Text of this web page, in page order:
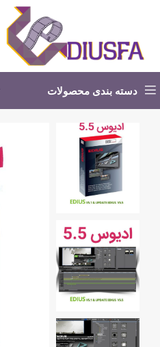
دسته بندی محصولات
کلیپ آماده عروسی -شروع مجلس
پروژه آماده استارت
آماده شدن عروس و داماد
کلیپ آرایشگاه عروس
پروژه کلیپ باغ عروس